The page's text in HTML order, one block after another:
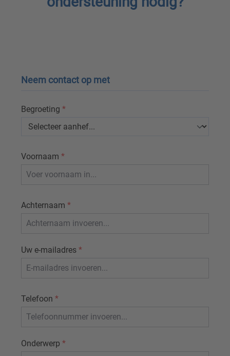
Neem contact op met
Begroeting *
Voornaam *
Achternaam *
Uw e-mailadres *
Telefoon *
Onderwerp *